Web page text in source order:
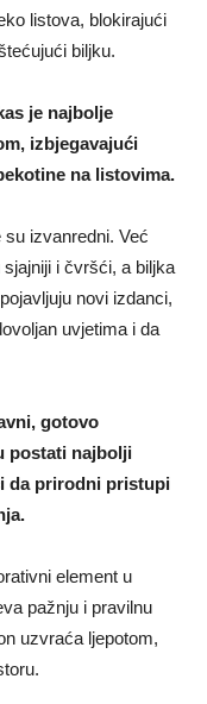
listova, blokirajući
biljku.
je najbolje
izbjegavajući
na listovima.
izvanredni. Već
i čvršći, a biljka
novi izdanci,
uvjetima i da
gotovo
postati najbolji
da prirodni pristupi
element u
pažnju i pravilnu
uzvraća ljepotom,